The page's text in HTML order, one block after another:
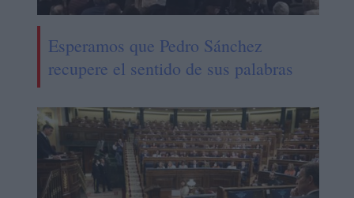
Esperamos que Pedro Sánchez
recupere el sentido de sus palabras